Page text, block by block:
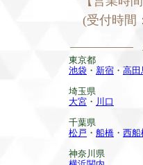
(受付時間
———————
東京都
池袋 ・ 新宿 ・ 高田
埼玉県
大宮 ・ 川口
千葉県
松戸 ・ 船橋 ・ 西船
神奈川県